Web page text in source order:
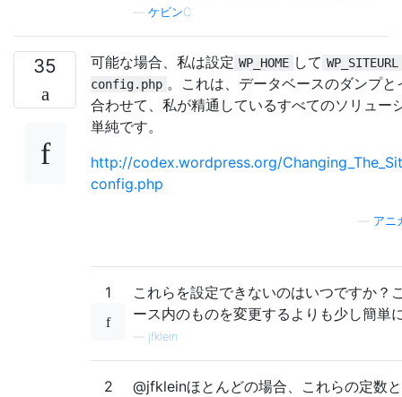
ケビンC.
35 可能な場合、私は設定 WP_HOME して WP_SITEURL
config.php 。これは、データベースのダンプ
合わせて、私が精通しているすべてのソリュー
単純です。
http://codex.wordpress.org/
config.php
アニ
1
これらを設定できないのはいつですか？
ース内のものを変更するよりも少し簡単
jfklein
2
@jfkleinほとんどの場合、これらの定数